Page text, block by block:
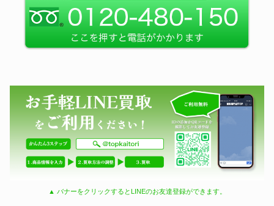
▲ バナーをクリックするとLINEのお友達登録ができます。